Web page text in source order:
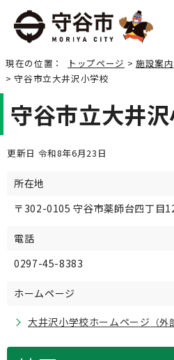
現在の位置： トップページ > 施設案内
> 守谷市立大井沢小学校
守谷市立大井
更新日 令和8年6月23日
所在地
〒302-0105 守谷市薬師台四丁目
電話
0297-45-8383
ホームページ
大井沢小学校ホームページ （